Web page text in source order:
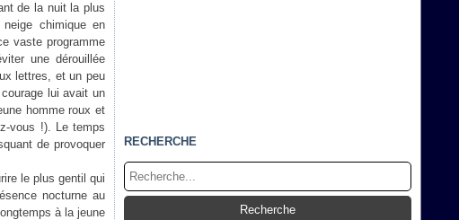
de la nuit la plus
chimique en
vaste programme
une dérouillée
lettres, et un peu
lui avait un
homme roux et
vous !). Le temps
de provoquer
le plus gentil qui
nocturne au
à la jeune
RECHERCHE